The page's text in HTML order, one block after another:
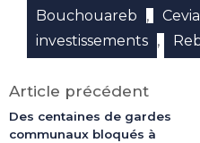
Bouchouareb , Cevial
investissements ,
Article précédent
Des centaines de gardes
communaux bloqués à